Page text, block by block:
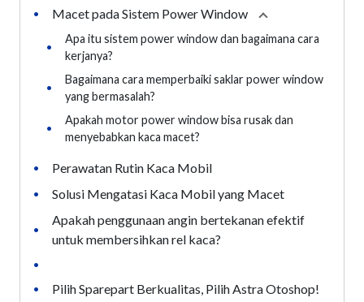
• Macet pada Sistem Power Window Collapse
•
Apa itu sistem power window dan bagaimana cara
kerjanya?
•
Bagaimana cara memperbaiki saklar power window
yang bermasalah?
•
Apakah motor power window bisa rusak dan
menyebabkan kaca macet?
• Perawatan Rutin Kaca Mobil
• Solusi Mengatasi Kaca Mobil yang Macet
•
Apakah penggunaan angin bertekanan efektif
untuk membersihkan rel kaca?
•
•
Pilih Sparepart Berkualitas, Pilih Astra Otoshop!